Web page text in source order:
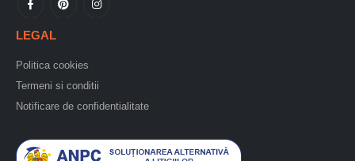
LEGAL
Politica cookies
Termeni si conditii
Notificare de confidentialitate